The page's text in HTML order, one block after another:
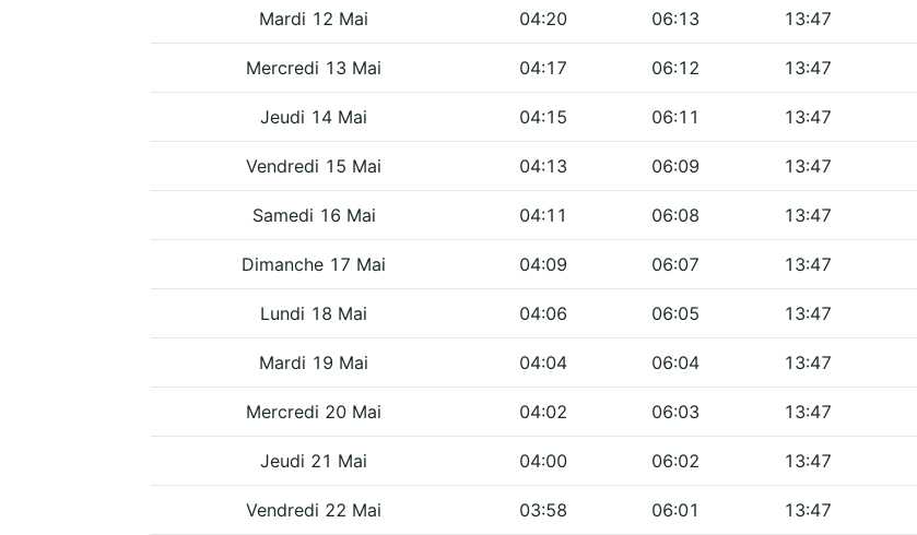
Mardi 12 Mai 04:20 06:13 13:47
Mercredi 13 Mai 04:17 06:12 13:47
Jeudi 14 Mai 04:15 06:11 13:47
Vendredi 15 Mai 04:13 06:09 13:47
Samedi 16 Mai 04:11 06:08 13:47
Dimanche 17 Mai 04:09 06:07 13:47
Lundi 18 Mai 04:06 06:05 13:47
Mardi 19 Mai 04:04 06:04 13:47
Mercredi 20 Mai 04:02 06:03 13:47
Jeudi 21 Mai 04:00 06:02 13:47
Vendredi 22 Mai 03:58 06:01 13:47